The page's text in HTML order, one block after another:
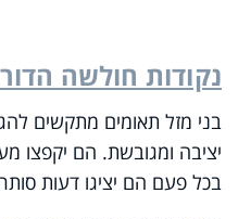
נקודות חולשה
בני מזל תאומים מתקשים
יציבה ומגובשת. הם
בכל פעם הם יציגו דעות